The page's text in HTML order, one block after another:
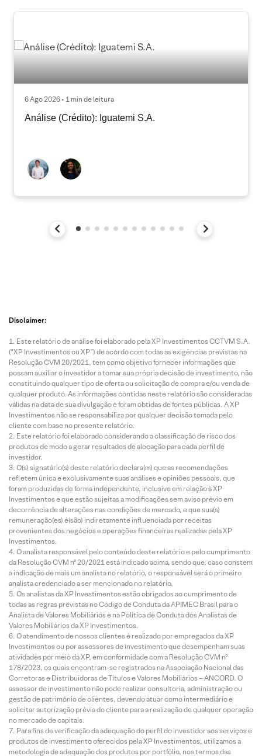
6 Ago 2026 • 1 min de leitura
Análise (Crédito): Iguatemi S.A.
Disclaimer:
Este relatório de análise foi elaborado pela XP Investimentos CCTVM S.A.
(“XP Investimentos ou XP”) de acordo com todas as exigências previstas na
Resolução CVM 20/2021, tem como objetivo fornecer informações que
possam auxiliar o investidor a tomar sua própria decisão de investimento, não
constituindo qualquer tipo de oferta ou solicitação de compra e/ou venda de
qualquer produto. As informações contidas neste relatório são consideradas
válidas na data de sua divulgação e foram obtidas de fontes públicas. A XP
Investimentos não se responsabiliza por qualquer decisão tomada pelo
cliente com base no presente relatório.
Este relatório foi elaborado considerando a classificação de risco dos
produtos de modo a gerar resultados de alocação para cada perfil de
investidor.
O(s) signatário(s) deste relatório declara(m) que as recomendações
refletem única e exclusivamente suas análises e opiniões pessoais, que
foram produzidas de forma independente, inclusive em relação à XP
Investimentos e que estão sujeitas a modificações sem aviso prévio em
decorrência de alterações nas condições de mercado, e que sua(s)
remuneração(es) é(são) indiretamente influenciada por receitas
provenientes dos negócios e operações financeiras realizadas pela XP
Investimentos.
O analista responsável pelo conteúdo deste relatório e pelo cumprimento
da Resolução CVM nº 20/2021 está indicado acima, sendo que, caso constem
a indicação de mais um analista no relatório, o responsável será o primeiro
analista credenciado a ser mencionado no relatório.
Os analistas da XP Investimentos estão obrigados ao cumprimento de
todas as regras previstas no Código de Conduta da APIMEC Brasil para o
Analista de Valores Mobiliários e na Política de Conduta dos Analistas de
Valores Mobiliários da XP Investimentos.
O atendimento de nossos clientes é realizado por empregados da XP
Investimentos ou por assessores de investimento que desempenham suas
atividades por meio da XP, em conformidade com a Resolução CVM nº
178/2023, os quais encontram-se registrados na Associação Nacional das
Corretoras e Distribuidoras de Títulos e Valores Mobiliários – ANCORD. O
assessor de investimento não pode realizar consultoria, administração ou
gestão de patrimônio de clientes, devendo atuar como intermediário e
solicitar autorização prévia do cliente para a realização de qualquer operação
no mercado de capitais.
Para fins de verificação da adequação do perfil do investidor aos serviços e
produtos de investimento oferecidos pela XP Investimentos, utilizamos a
metodologia de adequação dos produtos por portfólio, nos termos das